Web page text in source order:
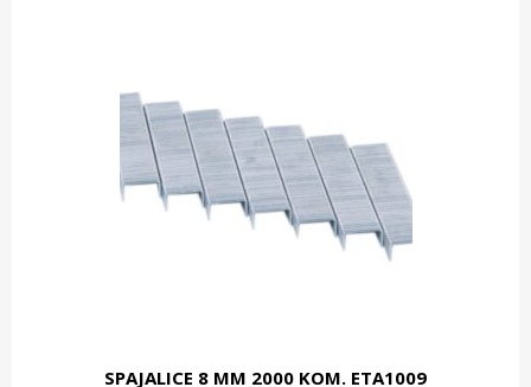
SPAJALICE 8 MM 2000 KOM. ETA1009